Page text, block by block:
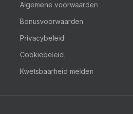
Algemene voorwaarden
Bonusvoorwaarden
Privacybeleid
Cookiebeleid
Kwetsbaarheid melden